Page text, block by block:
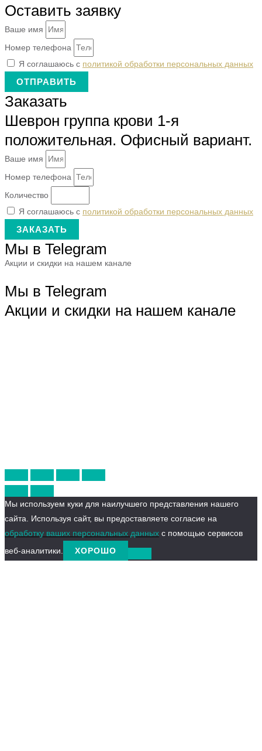
Оставить заявку
Ваше имя
Номер телефона
Я соглашаюсь с политикой обработки персональных данных
ОТПРАВИТЬ
Заказать
Шеврон группа крови 1-я
положительная. Офисный вариант.
Ваше имя
Номер телефона
Количество
Я соглашаюсь с политикой обработки персональных данных
ЗАКАЗАТЬ
Мы в Telegram
Акции и скидки на нашем канале
Мы в Telegram
Акции и скидки на нашем канале
Мы используем куки для наилучшего представления нашего
сайта. Используя сайт, вы предоставляете согласие на
обработку ваших персональных данных с помощью сервисов
веб-аналитики.
ХОРОШО